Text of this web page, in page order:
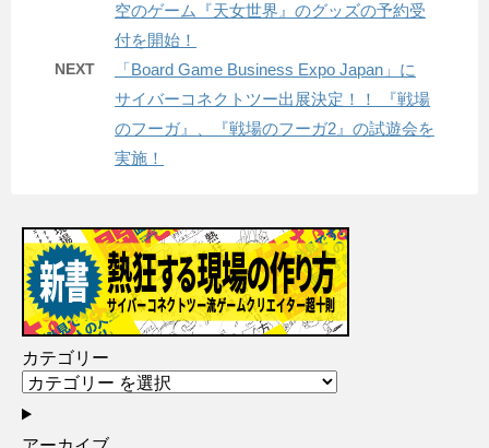
空のゲーム『天女世界』のグッズの予約受
付を開始！
NEXT
「Board Game Business Expo Japan」に
サイバーコネクトツー出展決定！！ 『戦場
のフーガ』、『戦場のフーガ2』の試遊会を
実施！
カテゴリー